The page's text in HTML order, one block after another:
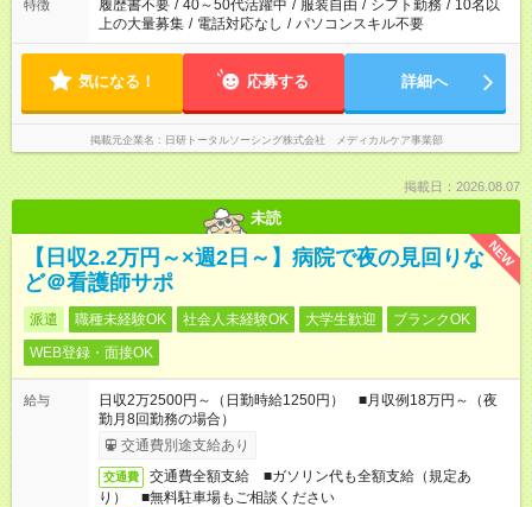
特徴 履歴書不要 / 40～50代活躍中 / 服装自由 / シフト勤務 / 10名以
上の大量募集 / 電話対応なし / パソコンスキル不要
気になる！ 応募する 詳細へ
掲載元企業名 日研トータルソーシング株式会社 メディカルケア事業部
掲載日：2026.08.07
未読
NEW
【日収2.2万円～×週2日～】病院で夜の見回りな
ど＠看護師サポ
派遣 職種未経験OK 社会人未経験OK 大学生歓迎
ブランクOK
WEB登録・面接OK
給与
日収2万2500円～（日勤時給1250円） ■月収例18万円～（夜
勤月8回勤務の場合）
交通費別途支給あり
交通費
交通費全額支給 ■ガソリン代も全額支給（規定あ
り） ■無料駐車場もご相談ください